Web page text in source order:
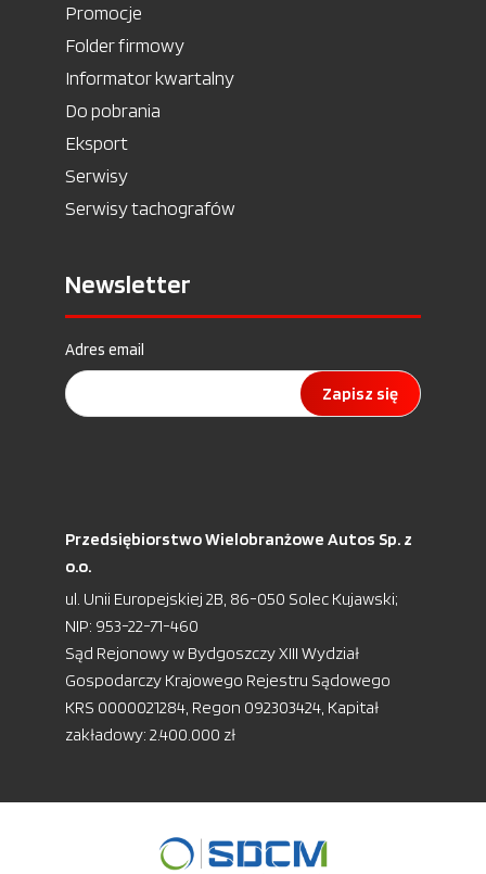
Promocje
Folder firmowy
Informator kwartalny
Do pobrania
Eksport
Serwisy
Serwisy tachografów
Newsletter
Adres email
Zapisz się
Przedsiębiorstwo Wielobranżowe Autos Sp. z
o.o.
ul. Unii Europejskiej 2B, 86-050 Solec Kujawski;
NIP: 953-22-71-460
Sąd Rejonowy w Bydgoszczy XIII Wydział
Gospodarczy Krajowego Rejestru Sądowego
KRS 0000021284, Regon 092303424, Kapitał
zakładowy: 2.400.000 zł